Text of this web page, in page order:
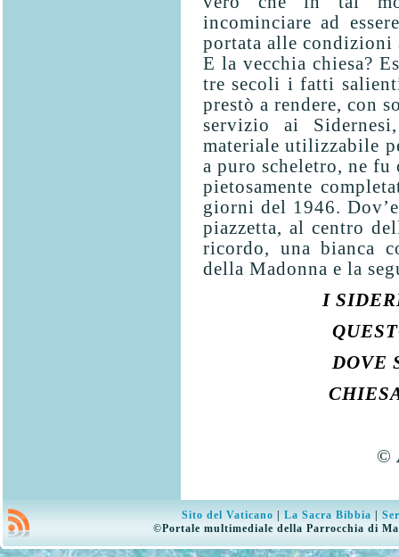
incominciare ad
portata alle condizioni
E la vecchia chiesa?
tre secoli i fatti
prestò a rendere, con
servizio ai
materiale utilizzabile
a puro scheletro, ne
pietosamente
giorni del 1946.
piazzetta, al centro
ricordo, una bianca
della Madonna e la
I
DOVE
©
Sito del Vaticano La Sacra Bibbia
©Portale multimediale della Parrocchia di